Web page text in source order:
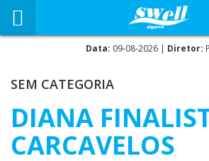
Data: 09-08-2026 | Diretor:
SEM CATEGORIA
DIANA
CARCAVELOS